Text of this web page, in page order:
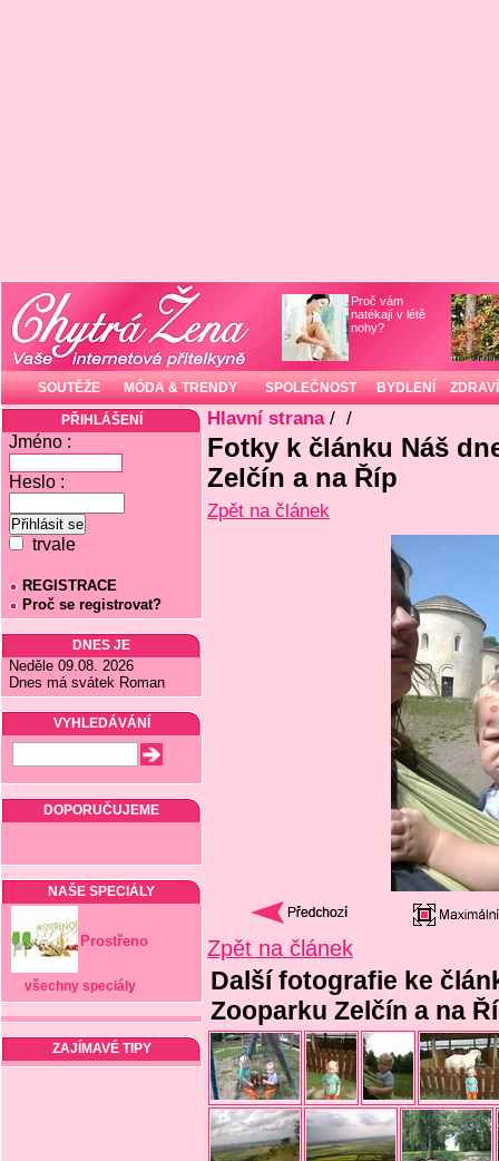
Proč vám
natékají v létě
nohy?
SOUTĚŽE MÓDA & TRENDY SPOLEČNOST BYDLENÍ ZDRAVÍ
PŘIHLÁŠENÍ
Jméno :
Heslo :
trvale
REGISTRACE
Proč se registrovat?
DNES JE
Neděle 09.08. 2026
Dnes má svátek Roman
VYHLEDÁVÁNÍ
DOPORUČUJEME
NAŠE SPECIÁLY
Prostřeno
všechny speciály
ZAJÍMAVÉ TIPY
Hlavní strana/ /
Fotky k článku Náš
Zelčín a na Říp
Zpět na článek
Zpět na článek
Další fotografie ke
Zooparku Zelčín a na